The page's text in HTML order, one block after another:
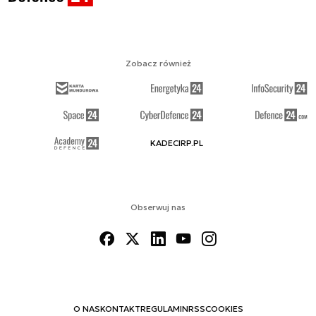
Obserwuj nas
O NASKONTAKTREGULAMINRSSCOOKIES
Zobacz również
KADECIRP.PL